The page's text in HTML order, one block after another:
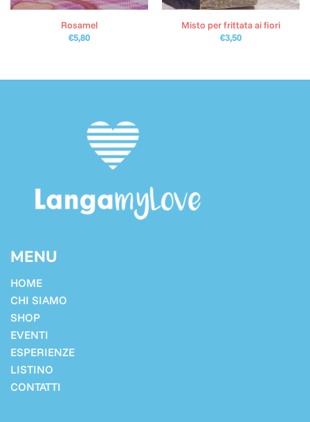
Rosamel
€5,80
Misto per frittata ai fiori
€3,50
MENU
HOME
CHI SIAMO
SHOP
EVENTI
ESPERIENZE
LISTINO
CONTATTI